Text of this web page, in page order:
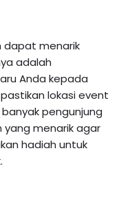
dapat menarik
adalah
Anda kepada
lokasi event
pengunjung
menarik agar
hadiah untuk